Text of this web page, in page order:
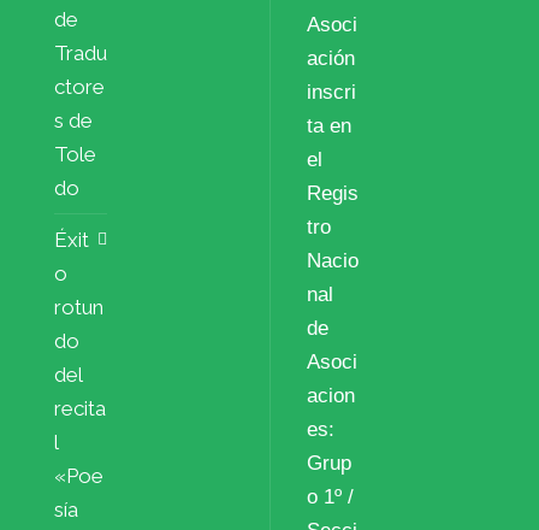
de
Tradu
ctore
s de
Tole
do
Éxit
o
rotun
do
del
recita
l
«Poe
sía
Asoci
ación
inscri
ta en
el
Regis
tro
Nacio
nal
de
Asoci
acion
es:
Grup
o 1º /